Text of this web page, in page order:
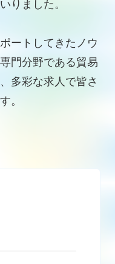
りました。
ートしてきたノウ
門分野である貿易
多彩な求人で皆さ
。